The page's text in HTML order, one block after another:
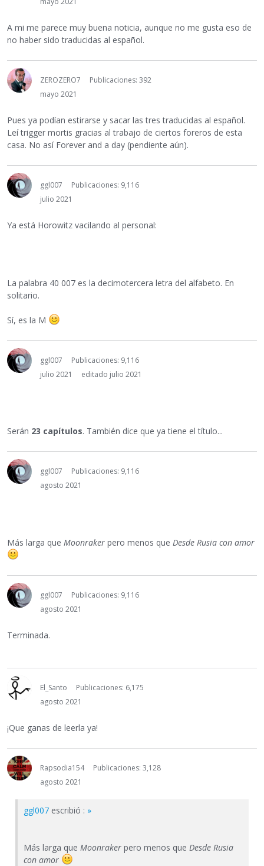
A mi me parece muy buena noticia, aunque no me gusta eso de
no haber sido traducidas al español.
ZEROZERO7
Publicaciones: 392
mayo 2021
Pues ya podían estirarse y sacar las tres traducidas al español.
Leí trigger mortis gracias al trabajo de ciertos foreros de esta
casa. No así Forever and a day (pendiente aún).
ggl007
Publicaciones: 9,116
julio 2021
Ya está Horowitz vacilando al personal:
La palabra 40 007 es la decimotercera letra del alfabeto. En
solitario.
Sí, es la M
ggl007
Publicaciones: 9,116
julio 2021
editado julio 2021
Serán 23 capítulos. También dice que ya tiene el título...
ggl007
Publicaciones: 9,116
agosto 2021
Más larga que Moonraker pero menos que Desde Rusia con amor
ggl007
Publicaciones: 9,116
agosto 2021
Terminada.
El_Santo
Publicaciones: 6,175
agosto 2021
¡Que ganas de leerla ya!
Rapsodia154
Publicaciones: 3,128
agosto 2021
ggl007 escribió : »
Más larga que Moonraker pero menos que Desde Rusia
con amor